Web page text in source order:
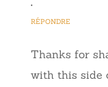
•
RÉPONDRE
Thanks for
with this side